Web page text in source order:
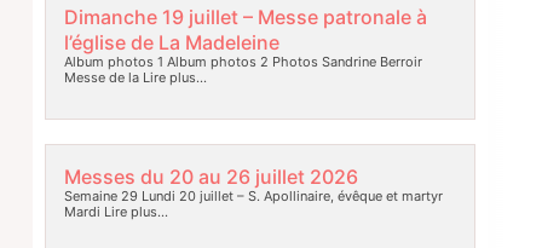
Dimanche 19 juillet – Messe patronale à
l’église de La Madeleine
Album photos 1 Album photos 2 Photos Sandrine Berroir
Messe de laLire plus…
Messes du 20 au 26 juillet 2026
Semaine 29 Lundi 20 juillet – S. Apollinaire, évêque et martyr
Mardi Lire plus…